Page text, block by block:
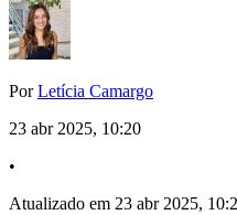
PorLetícia Camargo
23 abr 2025, 10:20
•
Atualizado em 23 abr 2025,